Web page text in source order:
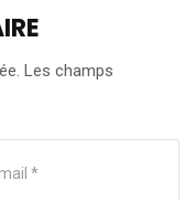
Les champs